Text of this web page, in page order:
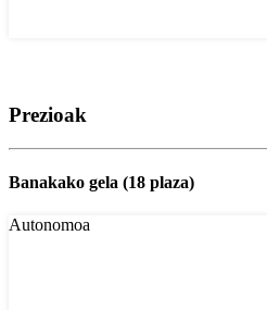
Prezioak
Banakako gela (18 plaza)
Autonomoa